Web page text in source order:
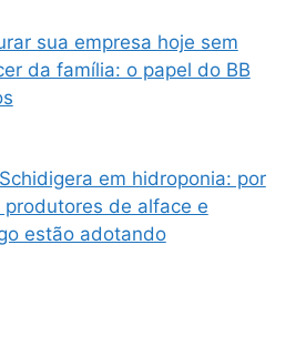
sua empresa hoje sem
da família: o papel do BB
em hidroponia: por
produtores de alface e
estão adotando